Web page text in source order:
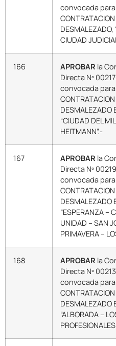
convocada
CONTRATACION
DESMALEZADO,
CIUDAD
166 APROBAR la
Directa Nº
convocada
CONTRATACION
DESMALEZADO
“CIUDAD DEL
HEITMANN”.-
167 APROBAR la
Directa Nº
convocada
CONTRATACION
DESMALEZADO
“ESPERANZA –
UNIDAD – SAN
PRIMAVERA –
168 APROBAR la
Directa Nº
convocada
CONTRATACION
DESMALEZADO
“ALBORADA –